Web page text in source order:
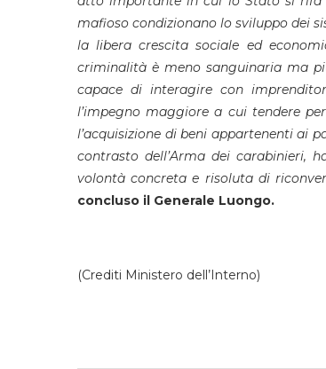
mafioso condizionano lo sviluppo dei
la libera crescita sociale ed
criminalità è meno sanguinaria ma
capace di interagire con
l’impegno maggiore a cui tendere
l’acquisizione di beni appartenenti ai
contrasto dell’Arma dei carabinieri,
volontà concreta e risoluta di
concluso il Generale Luongo.
(Crediti Ministero dell’Interno)